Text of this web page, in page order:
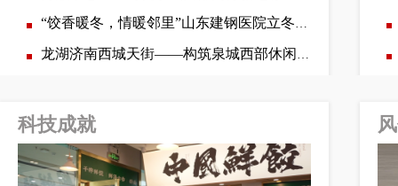
“饺香暖冬，情暖邻里”山东建钢医院立冬健康活动温情
龙湖济南西城天街——构筑泉城西部休闲消费新高地
科技成就